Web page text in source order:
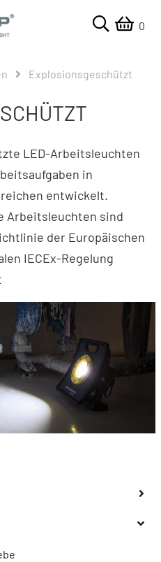
0
Explosionsgeschützt
LED-Arbeitsleuchten
in
entwickelt.
Arbeitsleuchten sind
der Europäischen
IECEx-Regelung